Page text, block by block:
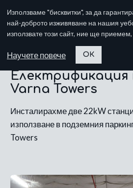
Използваме "бисквитки", за да
най-доброто изживяване на нашия
използвате този сайт, ние ще приемем,
Научете повече ОК
Електрификация
Varna Towers
Инсталирахме две 22kW
използване в подземния
Towers